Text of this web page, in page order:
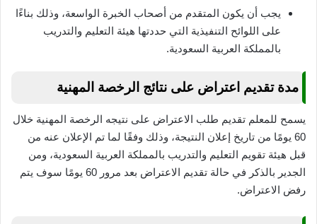
يجب أن يكون المتقدم من أصحاب الخبرة الواسعة، وذلك بناءًا
على اللوائح التنفيذية التي حددتها هيئة التعليم والتدريب
بالمملكة العربية السعودية.
مدة تقديم اعتراض على نتائج الرخصة المهنية
يسمح للمعلم تقديم طلب الاعتراض على نتيجه الرخصة المهنية خلال
60 يومًا من تاريخ إعلان النتيجة، وذلك وفقًا لما تم الإعلان عنه من
قبل هيئة تقويم التعليم والتدريب بالمملكة العربية السعودية، ومن
الجدير بالذكر في حالة تقديم الاعتراض بعد مرور 60 يومًا سوف يتم
رفض الاعتراض.